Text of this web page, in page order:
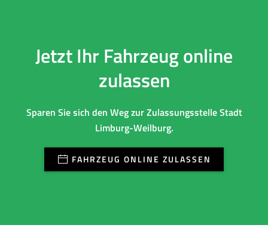
Jetzt Ihr Fahrzeug online
zulassen
Sparen Sie sich den Weg zur Zulassungsstelle Stadt
Limburg-Weilburg.
FAHRZEUG ONLINE ZULASSEN